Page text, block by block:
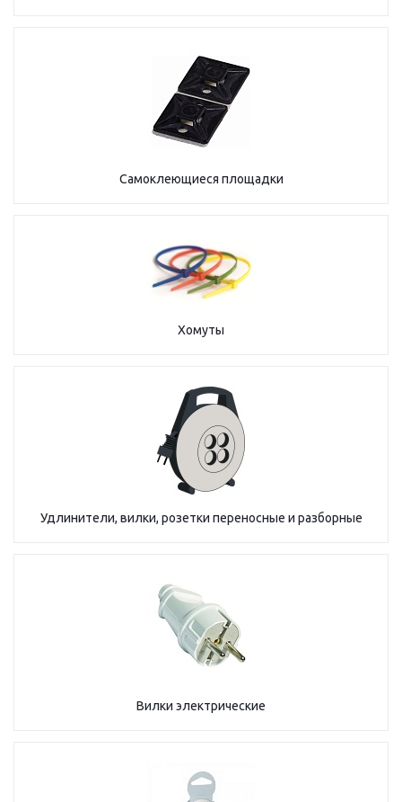
Самоклеющиеся площадки
Хомуты
Удлинители, вилки, розетки переносные и разборные
Вилки электрические